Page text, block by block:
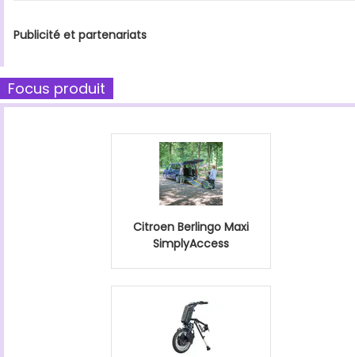
Publicité et partenariats
Focus produit
Citroen Berlingo Maxi
SimplyAccess